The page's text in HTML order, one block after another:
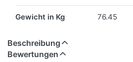
Gewicht in Kg 76.45
Beschreibung
Bewertungen